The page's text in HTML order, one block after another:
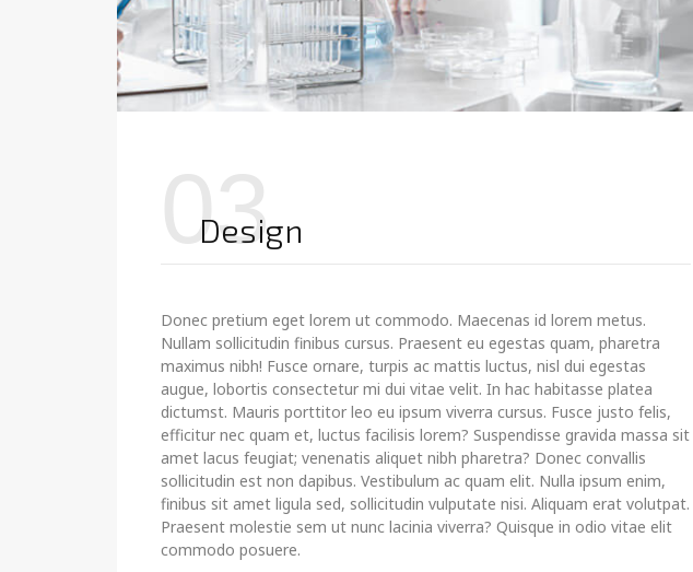
03
Design
Donec pretium eget lorem ut commodo. Maecenas id lorem metus.
Nullam sollicitudin finibus cursus. Praesent eu egestas quam, pharetra
maximus nibh! Fusce ornare, turpis ac mattis luctus, nisl dui egestas
augue, lobortis consectetur mi dui vitae velit. In hac habitasse platea
dictumst. Mauris porttitor leo eu ipsum viverra cursus. Fusce justo felis,
efficitur nec quam et, luctus facilisis lorem? Suspendisse gravida massa sit
amet lacus feugiat; venenatis aliquet nibh pharetra? Donec convallis
sollicitudin est non dapibus. Vestibulum ac quam elit. Nulla ipsum enim,
finibus sit amet ligula sed, sollicitudin vulputate nisi. Aliquam erat volutpat.
Praesent molestie sem ut nunc lacinia viverra? Quisque in odio vitae elit
commodo posuere.